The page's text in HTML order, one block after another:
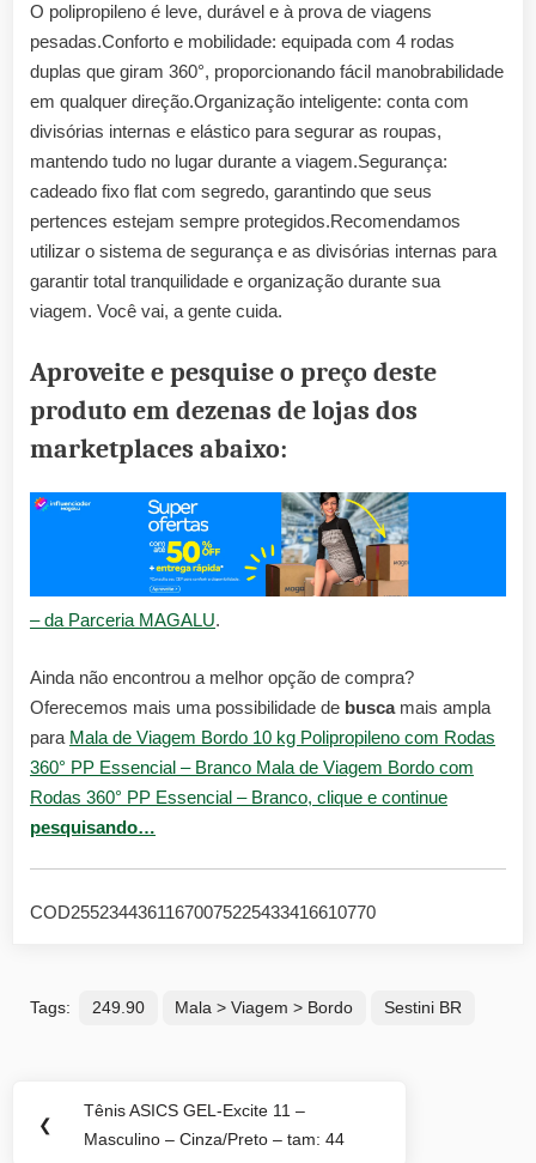
O polipropileno é leve, durável e à prova de viagens
pesadas.Conforto e mobilidade: equipada com 4 rodas
duplas que giram 360°, proporcionando fácil manobrabilidade
em qualquer direção.Organização inteligente: conta com
divisórias internas e elástico para segurar as roupas,
mantendo tudo no lugar durante a viagem.Segurança:
cadeado fixo flat com segredo, garantindo que seus
pertences estejam sempre protegidos.Recomendamos
utilizar o sistema de segurança e as divisórias internas para
garantir total tranquilidade e organização durante sua
viagem. Você vai, a gente cuida.
Aproveite e pesquise o preço deste
produto em dezenas de lojas dos
marketplaces abaixo:
– da Parceria MAGALU.
Ainda não encontrou a melhor opção de compra?
Oferecemos mais uma possibilidade de buscamais ampla
para Mala de Viagem Bordo 10 kg Polipropileno com Rodas
360° PP Essencial – Branco Mala de Viagem Bordo com
Rodas 360° PP Essencial – Branco, clique e continue
pesquisando…
COD25523443611670075225433416610770
Tags: 249.90 Mala > Viagem > Bordo Sestini BR
Navegação
de❮
Previous
Post:
Tênis ASICS GEL-Excite 11 –
Masculino – Cinza/Preto – tam: 44